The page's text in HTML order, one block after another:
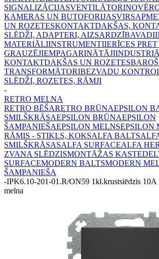
SIGNALIZĀCIJASVENTILĀTORI
KAMERAS UN BUTOFORIJAS
UN ROZETESKONTAKTDAKŠAS,
SLĒDŽI, ADAPTERI, AIZSARDZĪBAVADI
MATERIĀLIINSTRUMENTIIERĪCES
GRAUZĒJIEMPAGARINĀTĀJI
KONTAKTDAKŠAS UN ROZETES
TRANSFORMĀTORIBEZVADU
SLĒDŽI, ROZETES, RĀMJI
-
RETRO MELNA
RETRO BĒŠARETRO BRŪNAEPSILON
SMILŠKRĀSAEPSILON BRŪNAEPSILON
ŠAMPANIEŠAEPSILON MELNSEPSILON
RĀMIS - STIKLS, KOKSALFA BALTS
SMILŠKRĀSASALFA SURFACEALFA
ZVANA SLĒDZISMONTĀŽAS KASTE
SURFACEMODERN BALTSMODERN
ŠAMPANIEŠA
-IPK6.10-201-01.R/ON59 1kl.krustsiēdzis 10A
melna